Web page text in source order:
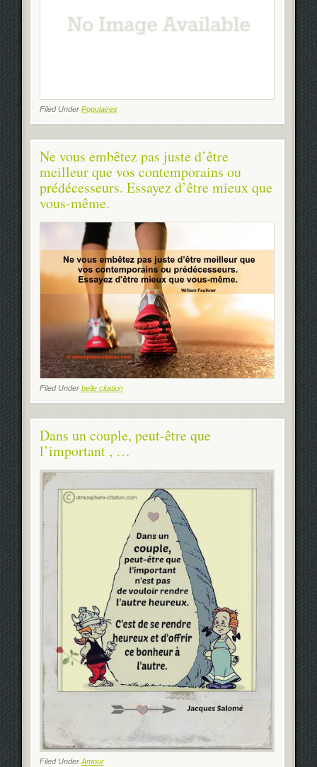
Filed Under Populaires
Ne vous embêtez pas juste d’être
meilleur que vos contemporains ou
prédécesseurs. Essayez d’être mieux que
vous-même.
Filed Under belle citation
Dans un couple, peut-être que
l’important , …
Filed Under Amour